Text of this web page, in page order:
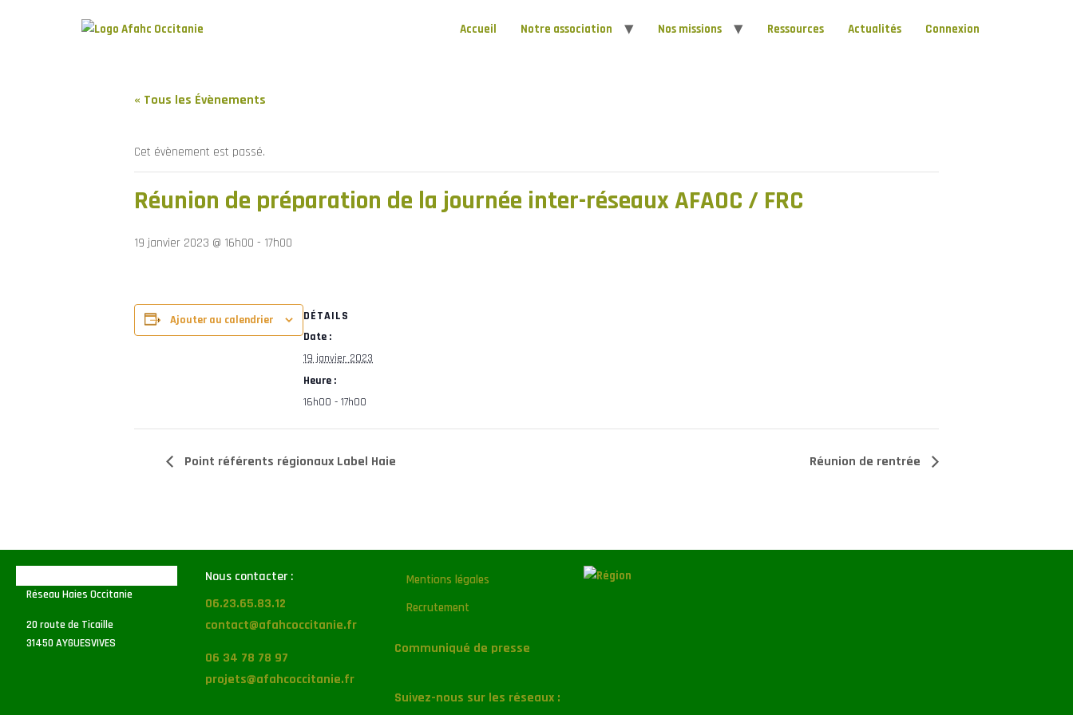
Accueil Notre association Nos missions Ressources Actualités Connexion
« Tous les Évènements
Cet évènement est passé.
Réunion de préparation de la journée inter-réseaux AFAOC / FRC
19 janvier 2023 @ 16h00 - 17h00
Ajouter au calendrier
DÉTAILS
Date :
19 janvier 2023
Heure :
16h00 - 17h00
Point référents régionaux Label Haie Réunion de rentrée
Réseau Haies Occitanie
20 route de Ticaille
31450 AYGUESVIVES
Nous contacter :
06.23.65.83.12
contact@afahcoccitanie.fr
06 34 78 78 97
projets@afahcoccitanie.fr
Mentions légales
Recrutement
Communiqué de presse
Suivez-nous sur les réseaux :